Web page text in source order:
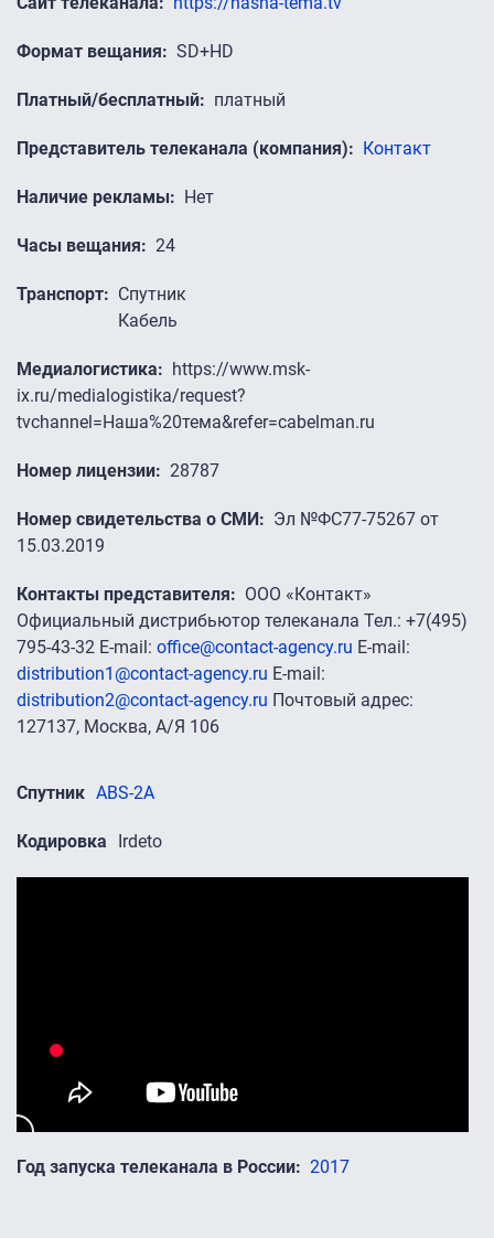
Формат вещания SD+HD
Платный/бесплатный платный
Представитель телеканала (компания) Контакт
Наличие рекламы Нет
Часы вещания 24
Транспорт
Спутник
Кабель
Медиалогистика
https://www.msk-
ix.ru/medialogistika/request?
tvchannel=Наша%20тема&refer=cabelman.ru
Номер лицензии 28787
Номер свидетельства о СМИ
Эл №ФС77-75267 от
15.03.2019
Контакты представителя
ООО «Контакт»
Официальный дистрибьютор телеканала Тел.: +7(495)
795-43-32 E-mail: office@contact-agency.ru E-mail:
distribution1@contact-agency.ru E-mail:
distribution2@contact-agency.ru Почтовый адрес:
127137, Москва, А/Я 106
Спутник ABS-2A
Кодировка Irdeto
Год запуска телеканала в России 2017